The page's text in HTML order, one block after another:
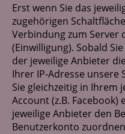
Erst wenn Sie das
zugehörigen
Verbindung zum Server
(Einwilligung). Sobald
der jeweilige Anbieter
Ihrer IP-Adresse unsere
Sie gleichzeitig in Ihrem
Account (z.B.
jeweilige Anbieter den
Benutzerkonto